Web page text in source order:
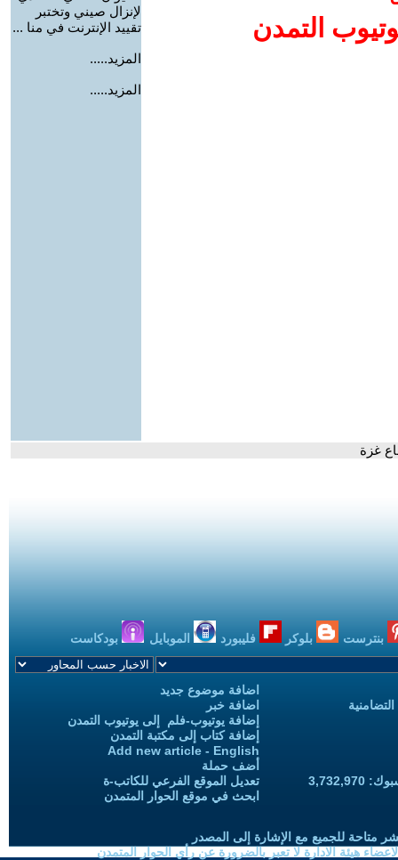
التمدن
لإنزال صيني وتختبر
تقييد الإنترنت في منا ...
المزيد.....
المزيد.....
غزة
بنترست بلوكر فليبورد الموبايل بودكاست
اضافة موضوع جديد
اضافة خبر
إضافة يوتيوب-فلم إلى يوتيوب التمدن
إضافة كتاب إلى مكتبة التمدن
Add new article - English
أضف حملة
تعديل الموقع الفرعي للكاتب-ة
ابحث في موقع الحوار المتمدن
متاحة للجميع مع الإشارة إلى المصدر
هيئة الادارة لا تعبر بالضرورة عن رأي الحوار المتمدن